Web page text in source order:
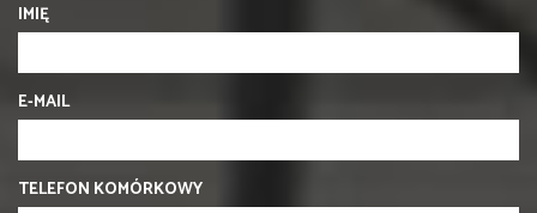
IMIĘ
E-MAIL
TELEFON KOMÓRKOWY